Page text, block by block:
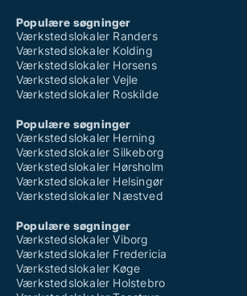
Populære søgninger
Værkstedslokaler Randers
Værkstedslokaler Kolding
Værkstedslokaler Horsens
Værkstedslokaler Vejle
Værkstedslokaler Roskilde
Populære søgninger
Værkstedslokaler Herning
Værkstedslokaler Silkeborg
Værkstedslokaler Hørsholm
Værkstedslokaler Helsingør
Værkstedslokaler Næstved
Populære søgninger
Værkstedslokaler Viborg
Værkstedslokaler Fredericia
Værkstedslokaler Køge
Værkstedslokaler Holstebro